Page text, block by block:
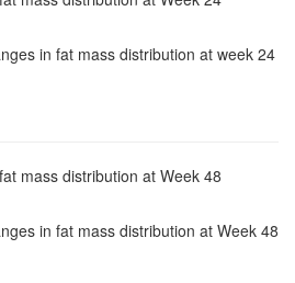
in fat mass distribution at week 24
mass distribution at Week 48
in fat mass distribution at Week 48